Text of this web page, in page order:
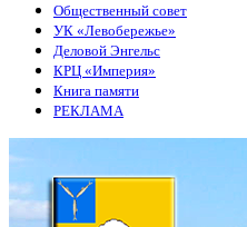
Общественный совет
УК «Левобережье»
Деловой Энгельс
КРЦ «Империя»
Книга памяти
РЕКЛАМА